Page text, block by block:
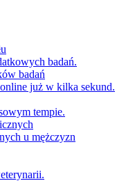
badań.
badań
już w kilka sekund.
tempie.
u mężczyzn